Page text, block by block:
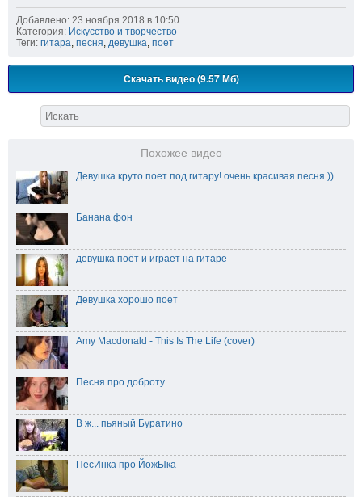
Добавлено: 23 ноября 2018 в 10:50
Категория: Искусство и творчество
Теги: гитара, песня, девушка, поет
Скачать видео (9.57 Мб)
Похожее видео
Девушка круто поет под гитару! очень красивая песня ))
Банана фон
девушка поёт и играет на гитаре
Девушка хорошо поет
Amy Macdonald - This Is The Life (cover)
Песня про доброту
В ж... пьяный Буратино
ПесИнка про ЙожЫка